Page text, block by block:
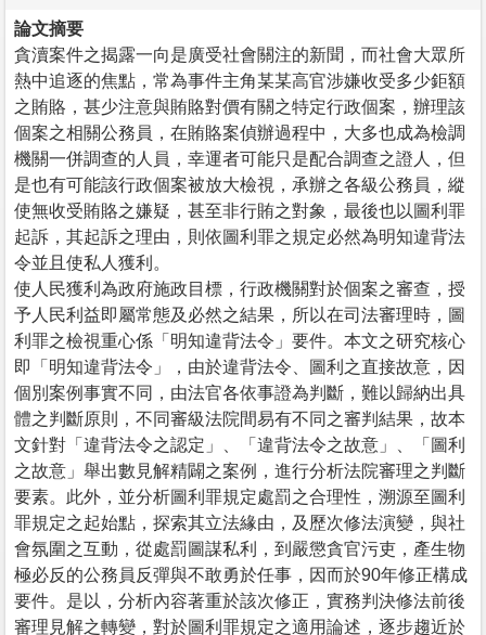
論文摘要
貪瀆案件之揭露一向是廣受社會關注的新聞，而社會大眾所
熱中追逐的焦點，常為事件主角某某高官涉嫌收受多少鉅額
之賄賂，甚少注意與賄賂對價有關之特定行政個案，辦理該
個案之相關公務員，在賄賂案偵辦過程中，大多也成為檢調
機關一併調查的人員，幸運者可能只是配合調查之證人，但
是也有可能該行政個案被放大檢視，承辦之各級公務員，縱
使無收受賄賂之嫌疑，甚至非行賄之對象，最後也以圖利罪
起訴，其起訴之理由，則依圖利罪之規定必然為明知違背法
令並且使私人獲利。
使人民獲利為政府施政目標，行政機關對於個案之審查，授
予人民利益即屬常態及必然之結果，所以在司法審理時，圖
利罪之檢視重心係「明知違背法令」要件。本文之研究核心
即「明知違背法令」，由於違背法令、圖利之直接故意，因
個別案例事實不同，由法官各依事證為判斷，難以歸納出具
體之判斷原則，不同審級法院間易有不同之審判結果，故本
文針對「違背法令之認定」、「違背法令之故意」、「圖利
之故意」舉出數見解精闢之案例，進行分析法院審理之判斷
要素。此外，並分析圖利罪規定處罰之合理性，溯源至圖利
罪規定之起始點，探索其立法緣由，及歷次修法演變，與社
會氛圍之互動，從處罰圖謀私利，到嚴懲貪官污吏，產生物
極必反的公務員反彈與不敢勇於任事，因而於90年修正構成
要件。是以，分析內容著重於該次修正，實務判決修法前後
審理見解之轉變，對於圖利罪規定之適用論述，逐步趨近於